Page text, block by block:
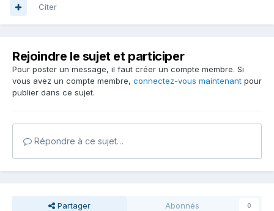
Citer
Rejoindre le sujet et participer
Pour poster un message, il faut créer un compte membre. Si
vous avez un compte membre, connectez-vous maintenant pour
publier dans ce sujet.
Répondre à ce sujet…
Partager Abonnés 0